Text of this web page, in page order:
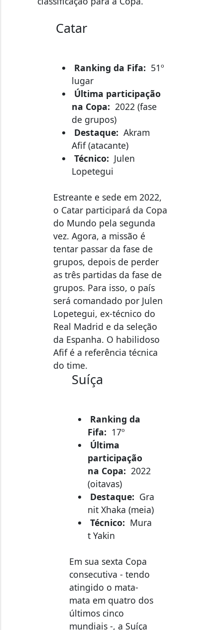
Catar
lugar
Última participação
na Copa: 2022 (fase
de grupos)
Destaque:
Afif (atacante)
Técnico: Julen
Lopetegui
o Catar participará da Copa
do Mundo pela segunda
vez. Agora, a missão é
tentar passar da fase de
grupos, depois de perder
as três partidas da fase de
grupos. Para isso, o país
será comandado por Julen
Lopetegui, ex-técnico do
Real Madrid e da seleção
da Espanha. O habilidoso
Afif é a referência técnica
do time.
Suíça
Fifa: 17º
Última
participação
na Copa: 2022
(oitavas)
Destaque:
nit Xhaka (meia)
Técnico: Mura
t Yakin
consecutiva - tendo
atingido o mata-
mata em quatro dos
últimos cinco
mundiais -, a Suíça